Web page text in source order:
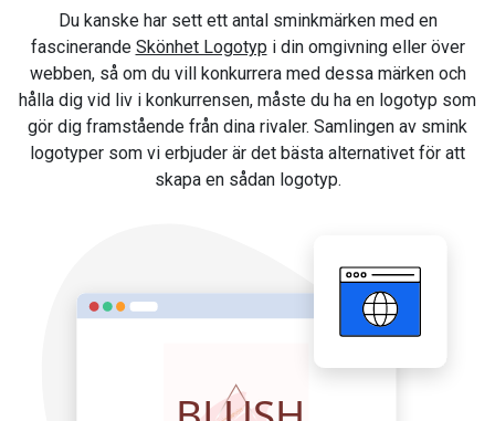
Du kanske har sett ett antal sminkmärken med en
fascinerande Skönhet Logotyp i din omgivning eller över
webben, så om du vill konkurrera med dessa märken och
hålla dig vid liv i konkurrensen, måste du ha en logotyp som
gör dig framstående från dina rivaler. Samlingen av smink
logotyper som vi erbjuder är det bästa alternativet för att
skapa en sådan logotyp.